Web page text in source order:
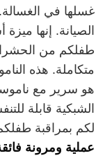
غسلها في
الصيانة. إنها
طفلكم من
متكاملة. هذه
هو سرير مع
الشبكية قابلة
لكم بمراقبة
عملية ومرونة